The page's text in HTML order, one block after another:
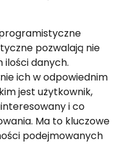
pozwalają nie
ilości danych.
ich w odpowiednim
jest użytkownik,
i co
Ma to kluczowe
podejmowanych